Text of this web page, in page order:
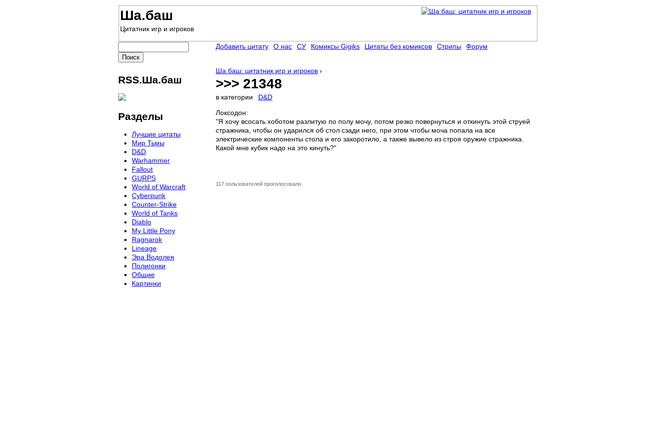
Ша.баш
Цитатник игр и игроков
Ша.баш: цитатник игр и игроков ›
>>> 21348
в категории
D&D
Локсодон:
"Я хочу всосать хоботом разлитую по полу мочу, потом резко повернуться и откинуть этой струей
стражника, чтобы он ударился об стол сзади него, при этом чтобы моча попала на все
электрические компоненты стола и его закоротило, а также вывело из строя оружие стражника.
Какой мне кубик надо на это кинуть?"
117 пользователей проголосовало.
Добавить цитату О нас СУ Комиксы Gigiks Цитаты без комиксов Стрипы Форум
RSS.Ша.баш
Разделы
Лучшие цитаты
Мир Тьмы
D&D
Warhammer
Fallout
GURPS
World of Warcraft
Сyberpunk
Counter-Strike
World of Tanks
Diablo
My Little Pony
Ragnarok
Lineage
Эра Водолея
Полигонки
Общие
Картинки